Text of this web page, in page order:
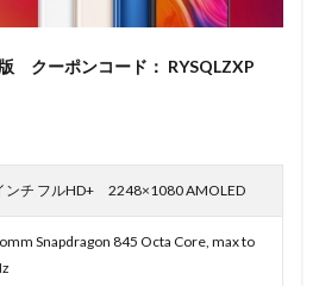
クーポンコード： RYSQLZXP
ンチ フルHD+ 2248×1080 AMOLED
Snapdragon 845 Octa Core, max to